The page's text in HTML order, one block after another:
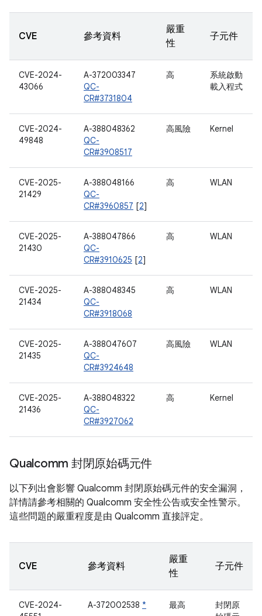
CVE 參考資料
嚴重
性
子元件
CVE-2024-
43066
A-372003347
QC-
CR#3731804
高
系統啟動
載入程式
CVE-2024-
49848
A-388048362
QC-
CR#3908517
高風險 Kernel
CVE-2025-
21429
A-388048166
QC-
CR#3960857 [2]
高 WLAN
CVE-2025-
21430
A-388047866
QC-
CR#3910625 [2]
高 WLAN
CVE-2025-
21434
A-388048345
QC-
CR#3918068
高 WLAN
CVE-2025-
21435
A-388047607
QC-
CR#3924648
高風險 WLAN
CVE-2025-
21436
A-388048322
QC-
CR#3927062
高 Kernel
Qualcomm 封閉原始碼元件
以下列出會影響 Qualcomm 封閉原始碼元件的安全漏洞，
詳情請參考相關的 Qualcomm 安全性公告或安全性警示。
這些問題的嚴重程度是由 Qualcomm 直接評定。
CVE 參考資料
嚴重
性
子元件
CVE-2024-
A-372002538 * 最高
封閉原